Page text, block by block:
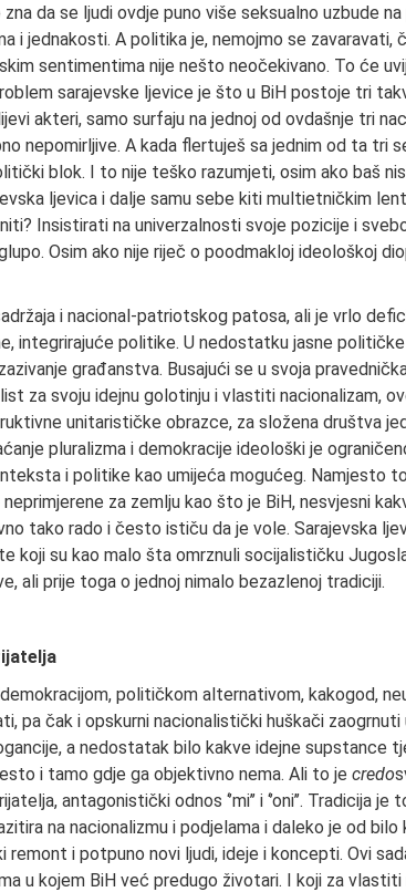
da se ljudi ovdje puno više seksualno uzbude
i jednakosti. A politika je, nemojmo se zavaravati,
sentimentima nije nešto neočekivano. To će
sarajevske ljevice je što u BiH postoje tri
akteri, samo surfaju na jednoj od ovdašnje tri
nepomirljive. A kada flertuješ sa jednim od ta tri
blok. I to nije teško razumjeti, osim ako baš
ljevica i dalje samu sebe kiti multietničkim
Insistirati na univerzalnosti svoje pozicije i
Osim ako nije riječ o poodmakloj ideološkoj
i nacional-patriotskog patosa, ali je vrlo
integrirajuće politike. U nedostatku jasne
građanstva. Busajući se u svoja
za svoju idejnu golotinju i vlastiti nacionalizam,
unitarističke obrazce, za složena društva
pluralizma i demokracije ideološki je
i politike kao umijeća mogućeg. Namjesto
za zemlju kao što je BiH, nesvjesni
tako rado i često ističu da je vole. Sarajevska
koji su kao malo šta omrznuli socijalističku
ali prije toga o jednoj nimalo bezazlenoj tradiciji.
političkom alternativom, kakogod,
pa čak i opskurni nacionalistički huškači zaogrnuti
a nedostatak bilo kakve idejne supstance
i tamo gdje ga objektivno nema. Ali to je credo
antagonistički odnos ‘’mi’’ i ‘’oni’’. Tradicija
na nacionalizmu i podjelama i daleko je od
i potpuno novi ljudi, ideje i koncepti. Ovi
u kojem BiH već predugo životari. I koji za vlastiti